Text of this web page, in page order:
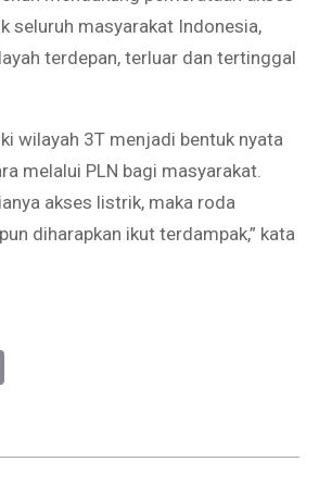
seluruh masyarakat Indonesia,
terdepan, terluar dan tertinggal
wilayah 3T menjadi bentuk nyata
melalui PLN bagi masyarakat.
akses listrik, maka roda
diharapkan ikut terdampak,” kata